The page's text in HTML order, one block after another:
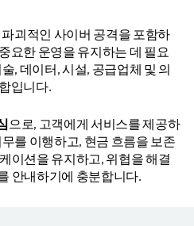
괴적인 사이버 공격을 포함하
요한 운영을 유지하는 데 필요
, 데이터, 시설, 공급업체 및 의
입니다.
으로, 고객에게 서비스를 제공하
를 이행하고, 현금 흐름을 보존
이션을 유지하고, 위협을 해결
안내하기에 충분합니다.